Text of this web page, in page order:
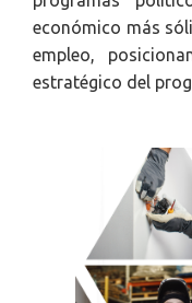
económico más
empleo,
estratégico del